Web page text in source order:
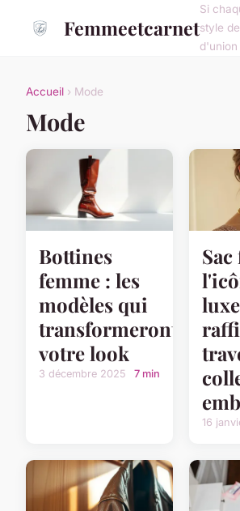
Femmeetcarnet
Si
style
d'union
Accueil › Mode
Mode
Bottines
femme : les
modèles qui
transformeront
votre look
3 décembre 2025 7 min
16